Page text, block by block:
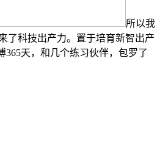
所以我
了科技出产力。置于培育新智出产
天，和几个练习伙伴，包罗了